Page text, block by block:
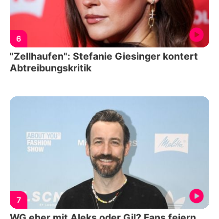
6
"Zellhaufen": Stefanie Giesinger kontert
Abtreibungskritik
7